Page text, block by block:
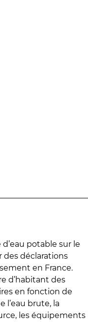
potable sur le
des déclarations
en France.
d’habitant des
en fonction de
l’eau brute, la
les équipements